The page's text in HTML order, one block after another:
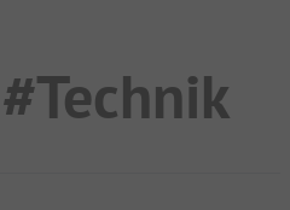
#Technik